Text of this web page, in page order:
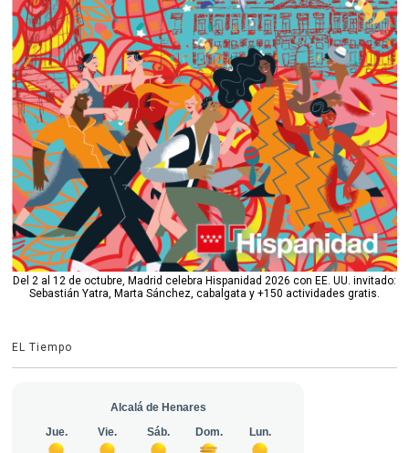
Del 2 al 12 de octubre, Madrid celebra Hispanidad 2026 con EE. UU. invitado:
Sebastián Yatra, Marta Sánchez, cabalgata y +150 actividades gratis.
EL Tiempo